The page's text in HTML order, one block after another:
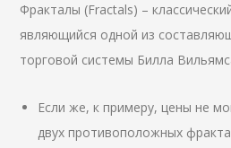
Фракталы (Fractals) –
являющийся одной из
торговой системы Билла
Если же, к примеру, цены не
двух противоположных